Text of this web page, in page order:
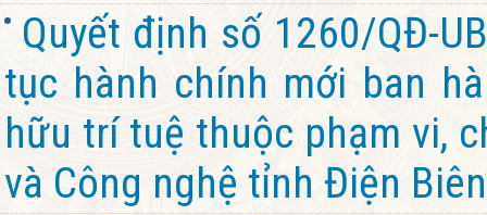
Quyết định số 1260/QĐ-
tục hành chính mới ban
hữu trí tuệ thuộc phạm vi,
và Công nghệ tỉnh Điện Biên